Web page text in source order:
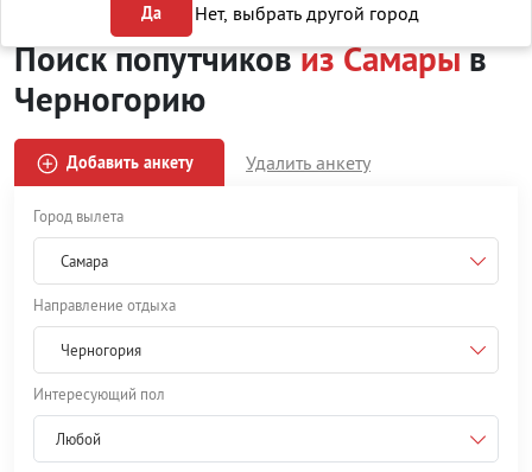
Да Нет, выбрать другой город
Поиск попутчиковиз Самарыв
Черногорию
Добавить анкету Удалить анкету
Город вылета
Самара
Направление отдыха
Черногория
Интересующий пол
Любой